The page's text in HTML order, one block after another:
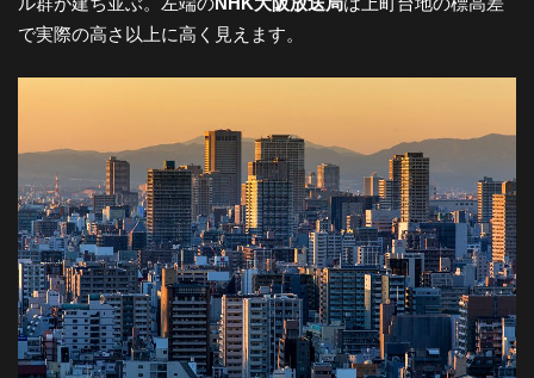
で実際の高さ以上に高く見えます。